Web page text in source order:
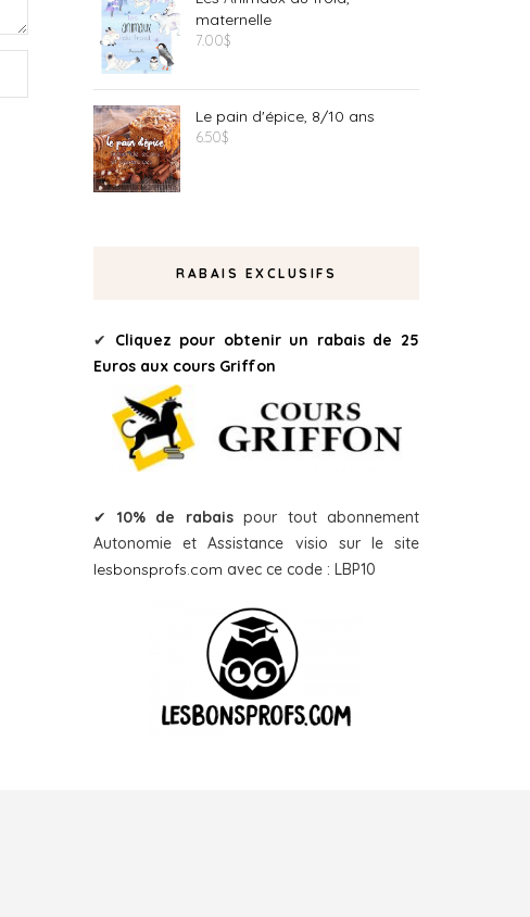
maternelle
7.00$
Le pain d'épice, 8/10 ans
6.50$
RABAIS EXCLUSIFS
✔ Cliquez pour obtenir un rabais de 25
Euros aux cours Griffon
✔ 10% de rabaispour tout abonnement
Autonomie et Assistance visio sur le site
lesbonsprofs.com avec ce code : LBP10